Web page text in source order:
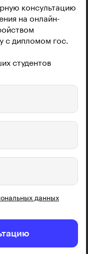
консультацию
на онлайн-
с дипломом гос.
студентов
данных